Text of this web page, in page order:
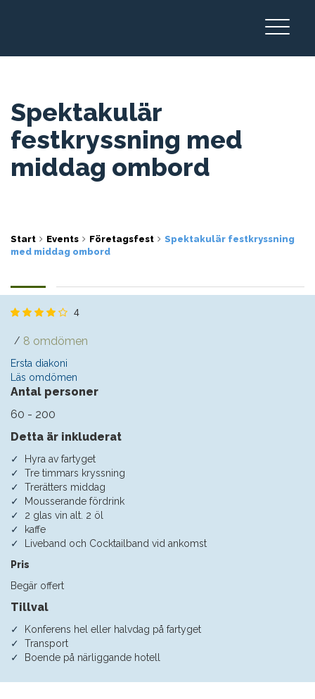
Spektakulär
festkryssning med
middag ombord
Start Events Företagsfest
Spektakulär festkryssning
med middag ombord
4
/ 8 omdömen
Ersta diakoni
Läs omdömen
Antal personer
60 - 200
Detta är inkluderat
Hyra av fartyget
Tre timmars kryssning
Trerätters middag
Mousserande fördrink
2 glas vin alt. 2 öl
kaffe
Liveband och Cocktailband vid ankomst
Pris
Begär offert
Tillval
Konferens hel eller halvdag på fartyget
Transport
Boende på närliggande hotell